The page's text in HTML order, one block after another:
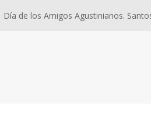
Día de los Amigos Agustinianos.